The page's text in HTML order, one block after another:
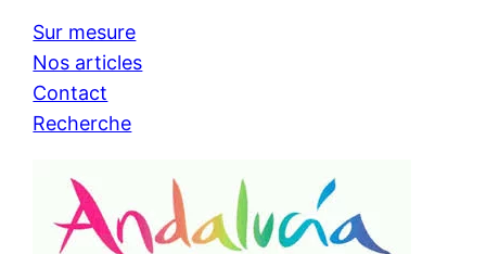
Sur mesure
Nos articles
Contact
Recherche